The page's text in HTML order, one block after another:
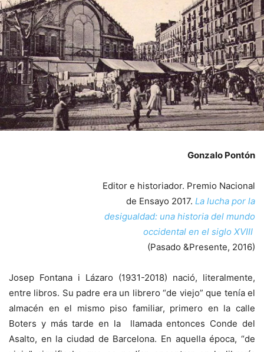
Gonzalo Pontón
Editor e historiador. Premio Nacional
de Ensayo 2017. La lucha por la
desigualdad: una historia del mundo
occidental en el siglo XVIII
(Pasado &Presente, 2016)
Josep Fontana i Lázaro (1931-2018) nació, literalmente,
entre libros. Su padre era un librero “de viejo” que tenía el
almacén en el mismo piso familiar, primero en la calle
Boters y más tarde en la llamada entonces Conde del
Asalto, en la ciudad de Barcelona. En aquella época, “de